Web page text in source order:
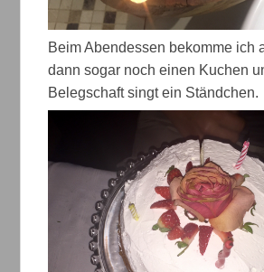
Beim Abendessen bekomme ich
dann sogar noch einen Kuchen
Belegschaft singt ein Ständchen.